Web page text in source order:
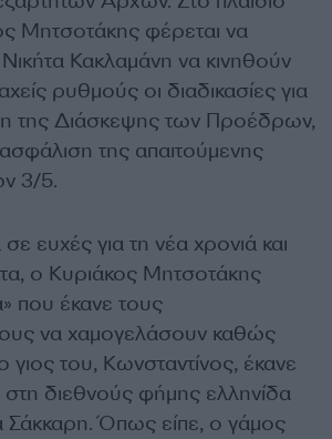
Μητσοτάκης φέρεται να
Κακλαμάνη να κινηθούν
ρυθμούς οι διαδικασίες για
της Διάσκεψης των Προέδρων,
της απαιτούμενης
3/5.
ευχές για τη νέα χρονιά και
ο Κυριάκος Μητσοτάκης
που έκανε τους
να χαμογελάσουν καθώς
γιος του, Κωνσταντίνος, έκανε
διεθνούς φήμης ελληνίδα
Σάκκαρη. Όπως είπε, ο γάμος